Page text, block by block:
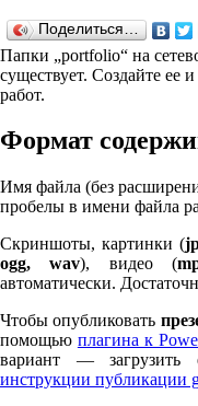
Поделиться…
Папки „port­fo­lio“ на
существует. Создайте ее
работ.
Формат
Имя файла (без
пробелы в имени файла
Скриншоты, картинки (
ogg, wav), видео (
автоматически.
Чтобы опубликовать
помощью плагина к
вариант —
инструкции публикации